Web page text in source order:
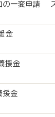
の一変申請
援金
義援金
義援金